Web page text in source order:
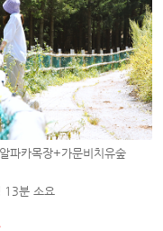
파카목장+가문비치유숲
13분 소요